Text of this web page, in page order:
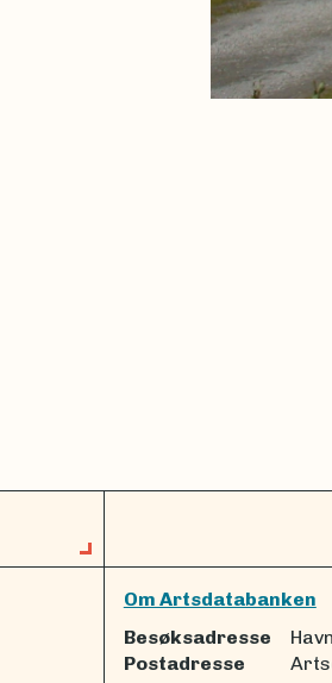
Om Artsdatabanken
Besøksadresse
Postadresse